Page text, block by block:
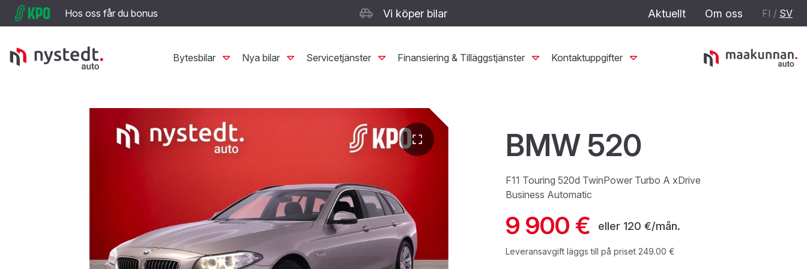
Hos oss får du bonus Vi köper bilar Aktuellt Om oss FI / SV
Bytesbilar Nya bilar Servicetjänster Finansiering & Tilläggstjänster Kontaktuppgifter
BMW 520
F11 Touring 520d TwinPower Turbo A xDrive
Business Automatic
9 900 € eller120 €/mån.
Leveransavgift läggs till på priset 249.00 €